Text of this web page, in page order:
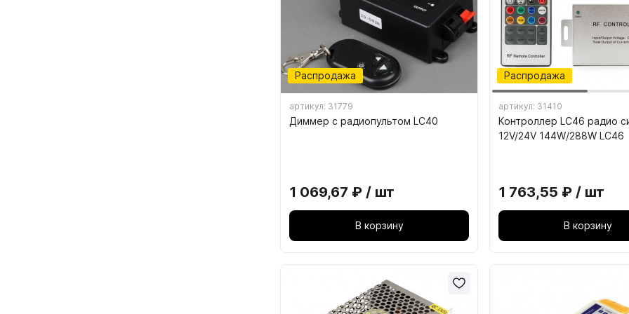
система VITRA
5.09. Гардеробная
5.10. Стеллажная система
5.11. Каркасная система
07. ТРУБЫ И СИСТЕМЫ
08. СИСТЕМЫ
Распродажа
артикул: 31779
Диммер с радиопультом LC40
1 069,67 ₽ / шт
В корзину
Распродажа
артикул: 31410
Контроллер LC46 радио
12V/24V 144W/288W LC46
1 763,55 ₽ / шт
В корзину